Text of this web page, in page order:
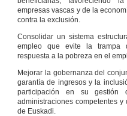
CAPÍTULO IV
PROGRAMAS Y
INCLUSIÓN LABORAL,
SOCIAL Y DE
ADQUISICIÓN DE
DIGITALES
Artículo 126
Derecho a acceder
a servicios de
empresas vascas y de la
contra la exclusión.
Consolidar un sistema
empleo que evite la
respuesta a la pobreza en el
Mejorar la gobernanza del
garantía de ingresos y la
participación en su gestión
administraciones competentes y
de Euskadi.